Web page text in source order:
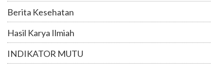
Berita Kesehatan
Hasil Karya Ilmiah
INDIKATOR MUTU